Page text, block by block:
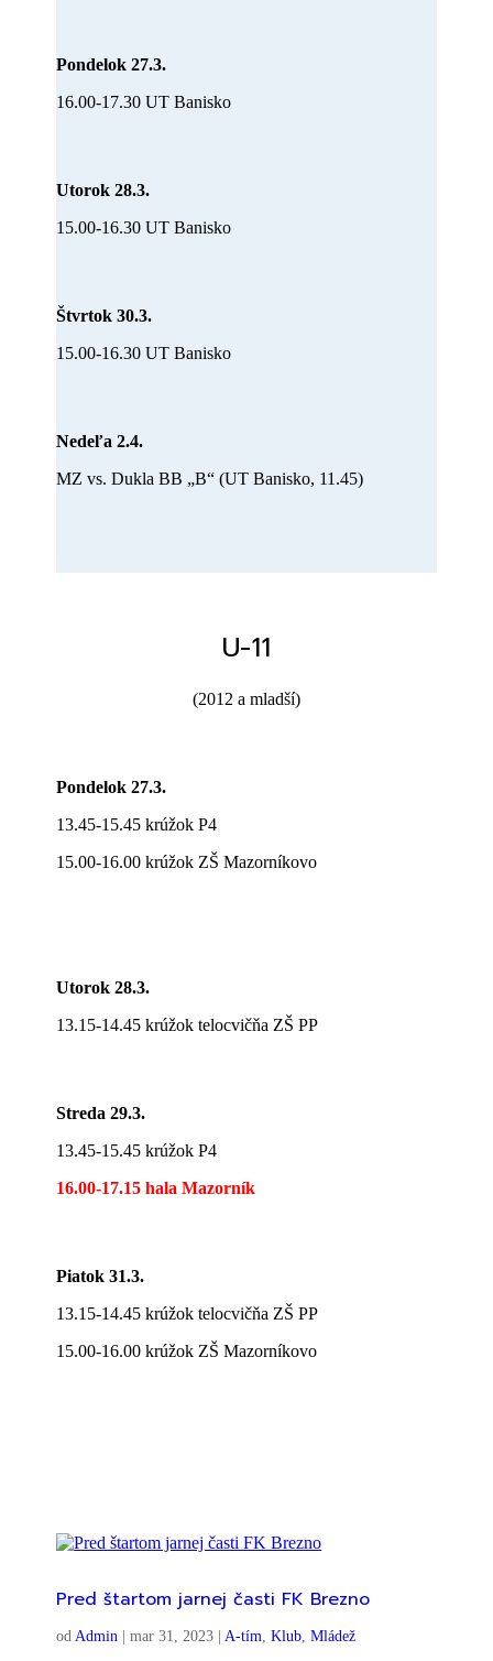
Pondelok 27.3.
16.00-17.30 UT Banisko
Utorok 28.3.
15.00-16.30 UT Banisko
Štvrtok 30.3.
15.00-16.30 UT Banisko
Nedeľa 2.4.
MZ vs. Dukla BB „B“ (UT Banisko, 11.45)
U-11
(2012 a mladší)
Pondelok 27.3.
13.45-15.45 krúžok P4
15.00-16.00 krúžok ZŠ Mazorníkovo
Utorok 28.3.
13.15-14.45 krúžok telocvičňa ZŠ PP
Streda 29.3.
13.45-15.45 krúžok P4
16.00-17.15 hala Mazorník
Piatok 31.3.
13.15-14.45 krúžok telocvičňa ZŠ PP
15.00-16.00 krúžok ZŠ Mazorníkovo
Pred štartom jarnej časti FK Brezno
od Admin |mar 31, 2023 | A-tím ,Klub ,Mládež